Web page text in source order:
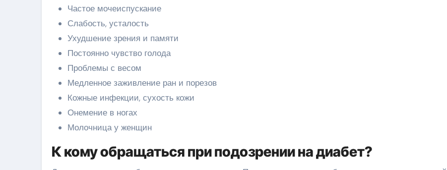
Частое мочеиспускание
Слабость, усталость
Ухудшение зрения и памяти
Постоянно чувство голода
Проблемы с весом
Медленное заживление ран и порезов
Кожные инфекции, сухость кожи
Онемение в ногах
Молочница у женщин
К кому обращаться при подозрении на диабет?